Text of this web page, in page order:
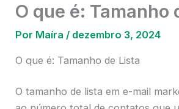
O que é: Tamanho
Por Maíra / dezembro 3, 2024
O que é: Tamanho de Lista
O tamanho de lista em e-mail